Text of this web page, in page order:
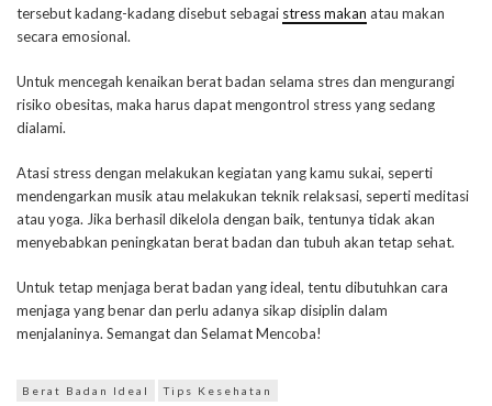
tersebut kadang-kadang disebut sebagai stress makan atau makan
secara emosional.
Untuk mencegah kenaikan berat badan selama stres dan mengurangi
risiko obesitas, maka harus dapat mengontrol stress yang sedang
dialami.
Atasi stress dengan melakukan kegiatan yang kamu sukai, seperti
mendengarkan musik atau melakukan teknik relaksasi, seperti meditasi
atau yoga. Jika berhasil dikelola dengan baik, tentunya tidak akan
menyebabkan peningkatan berat badan dan tubuh akan tetap sehat.
Untuk tetap menjaga berat badan yang ideal, tentu dibutuhkan cara
menjaga yang benar dan perlu adanya sikap disiplin dalam
menjalaninya. Semangat dan Selamat Mencoba!
Berat Badan Ideal Tips Kesehatan